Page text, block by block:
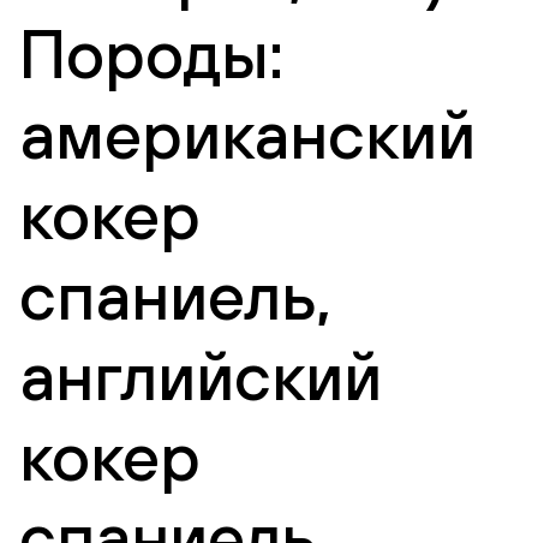
Породы:
американский
кокер
спаниель,
английский
кокер